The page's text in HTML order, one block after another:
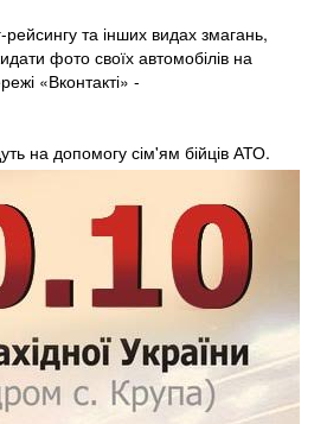
та інших видах змагань,
фото своїх автомобілів на
«Вконтакті» -
на допомогу сім'ям бійців АТО.